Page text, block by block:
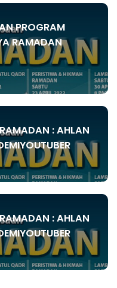
PROGRAM
RAMADAN
: AHLAN
: AHLAN